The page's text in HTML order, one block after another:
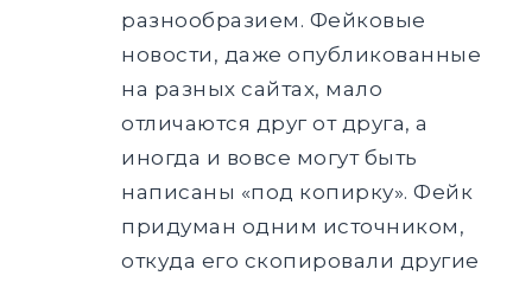
разнообразием. Фейковые
новости, даже опубликованные
на разных сайтах, мало
отличаются друг от друга, а
иногда и вовсе могут быть
написаны «под копирку». Фейк
придуман одним источником,
откуда его скопировали другие